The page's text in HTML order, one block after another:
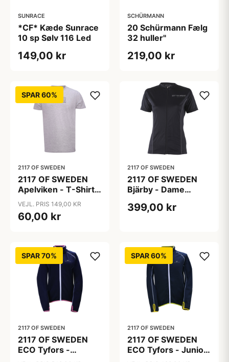
SUNRACE
*CF* Kæde Sunrace
10 sp Sølv 116 Led
149,00 kr
SCHÜRMANN
20 Schürmann Fælg
32 huller"
219,00 kr
SPAR 60%
2117 OF SWEDEN
2117 OF SWEDEN
Apelviken - T-Shirt -
Grå - Str. XL
VEJL. PRIS 149,00 KR
60,00 kr
2117 OF SWEDEN
2117 OF SWEDEN
Bjärby - Dame
Str. 44
399,00 kr
SPAR 70%
2117 OF SWEDEN
2117 OF SWEDEN
ECO Tyfors -
Fleecejakke - Dame
SPAR 60%
2117 OF SWEDEN
2117 OF SWEDEN
ECO Tyfors - Junior
Fleecejakke - Mørk